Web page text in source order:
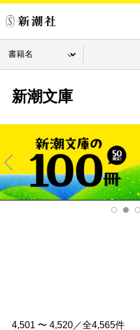
新潮文庫
Pre
v
4,501 〜 4,520／全4,565件